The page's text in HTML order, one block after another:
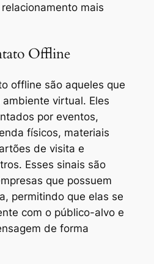
mais
Offline
offline são aqueles que
virtual. Eles
por eventos,
físicos, materiais
de visita e
Esses sinais são
que possuem
permitindo que elas se
com o público-alvo e
de forma